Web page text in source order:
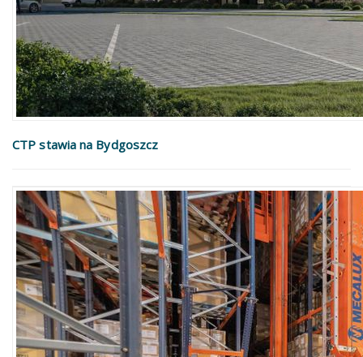
CTP stawia na Bydgoszcz